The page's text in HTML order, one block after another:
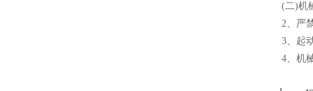
(二)机
2、严
3、起
4、机